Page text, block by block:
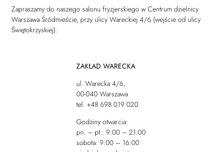
Zapraszamy do naszego salonu fryzjerskiego w Centrum dzielnicy
Warszawa Śródmieście, przy ulicy Wareckiej 4/6 (wejście od ulicy
Świętokrzyskiej).
ZAKŁAD WARECKA
ul. Warecka 4/6,
00-040 Warszawa
tel: +48 698 019 020
Godziny otwarcia:
pn. – pt.: 9:00 – 21:00
sobota: 9:00 – 16:00